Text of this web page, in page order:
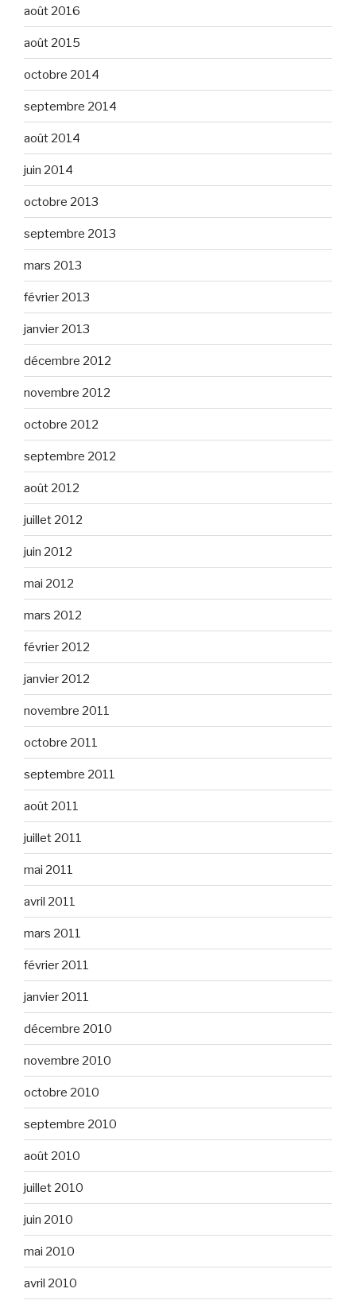
août 2016
août 2015
octobre 2014
septembre 2014
août 2014
juin 2014
octobre 2013
septembre 2013
mars 2013
février 2013
janvier 2013
décembre 2012
novembre 2012
octobre 2012
septembre 2012
août 2012
juillet 2012
juin 2012
mai 2012
mars 2012
février 2012
janvier 2012
novembre 2011
octobre 2011
septembre 2011
août 2011
juillet 2011
mai 2011
avril 2011
mars 2011
février 2011
janvier 2011
décembre 2010
novembre 2010
octobre 2010
septembre 2010
août 2010
juillet 2010
juin 2010
mai 2010
avril 2010